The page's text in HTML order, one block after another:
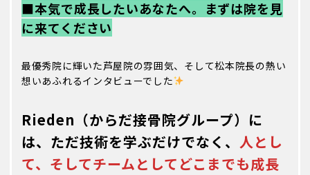
■本気で成長したいあなたへ。まずは院を見
に来てください
最優秀院に輝いた芦屋院の雰囲気、そして松本院長の熱い
想いあふれるインタビューでした
Rieden（からだ接骨院グループ）に
は、ただ技術を学ぶだけでなく、 人とし
て、そしてチームとしてどこまでも成長